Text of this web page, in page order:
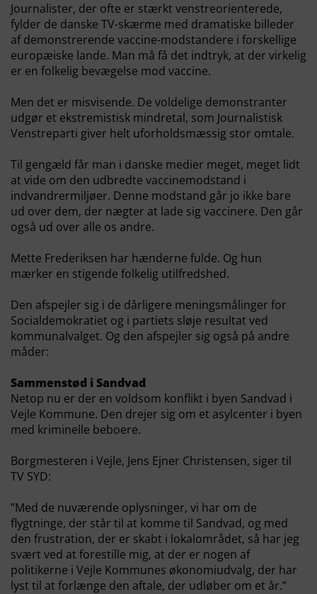
Journalister, der ofte er stærkt venstreorienterede,
fylder de danske TV-skærme med dramatiske billeder
af demonstrerende vaccine-modstandere i forskellige
europæiske lande. Man må få det indtryk, at der virkelig
er en folkelig bevægelse mod vaccine.
Men det er misvisende. De voldelige demonstranter
udgør et ekstremistisk mindretal, som Journalistisk
Venstreparti giver helt uforholdsmæssig stor omtale.
Til gengæld får man i danske medier meget, meget lidt
at vide om den udbredte vaccinemodstand i
indvandrermiljøer. Denne modstand går jo ikke bare
ud over dem, der nægter at lade sig vaccinere. Den går
også ud over alle os andre.
Mette Frederiksen har hænderne fulde. Og hun
mærker en stigende folkelig utilfredshed.
Den afspejler sig i de dårligere meningsmålinger for
Socialdemokratiet og i partiets sløje resultat ved
kommunalvalget. Og den afspejler sig også på andre
måder:
Sammenstød i Sandvad
Netop nu er der en voldsom konflikt i byen Sandvad i
Vejle Kommune. Den drejer sig om et asylcenter i byen
med kriminelle beboere.
Borgmesteren i Vejle, Jens Ejner Christensen, siger til
TV SYD:
”Med de nuværende oplysninger, vi har om de
flygtninge, der står til at komme til Sandvad, og med
den frustration, der er skabt i lokalområdet, så har jeg
svært ved at forestille mig, at der er nogen af
politikerne i Vejle Kommunes økonomiudvalg, der har
lyst til at forlænge den aftale, der udløber om et år.”